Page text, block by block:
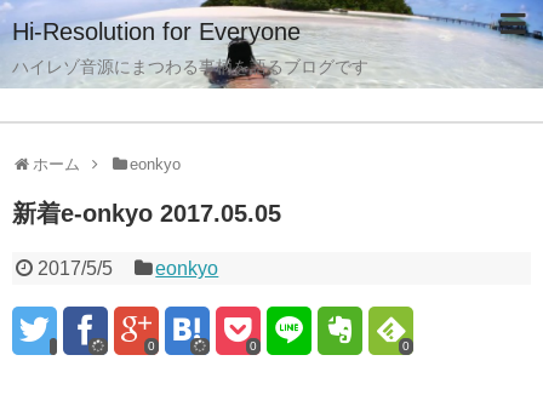
Hi-Resolution for Everyone
ハイレゾ音源にまつわる事柄を語るブログです
ホーム eonkyo
新着e-onkyo 2017.05.05
2017/5/5 eonkyo
0 0 0